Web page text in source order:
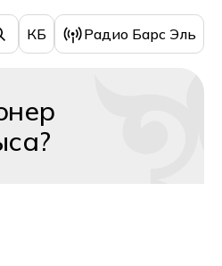
КБ Радио Барс Эль